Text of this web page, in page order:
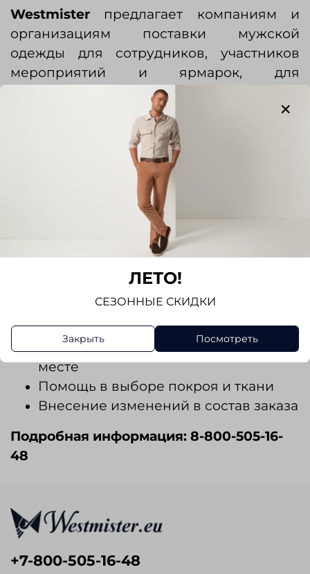
Westmister
предлагает компаниям и
организациям поставки мужской
одежды для сотрудников, участников
мероприятий и ярмарок, для
соблюдения корпоративного стиля и в
представительских целях. Мы поможем
Вам выбрать подходящий покрой и ткань
из нашего широкого ассортимента для
создания корпоративного стиля.
Мерки снимаются либо у нас в магазине,
либо у вас на месте. При доставке заказа
вы можете пригласить портного для
внесения изменений на месте, если
возникнет такая необходимость.
Подбор одежы
Услуги портного
Снятие мерок в магазине или на
месте
Помощь в выборе покроя и ткани
Внесение изменений в состав заказа
Подробная информация: 8-800-505-16-
48
+7-800-505-16-48
ЛЕТО!
СЕЗОННЫЕ СКИДКИ
Закрыть Посмотреть